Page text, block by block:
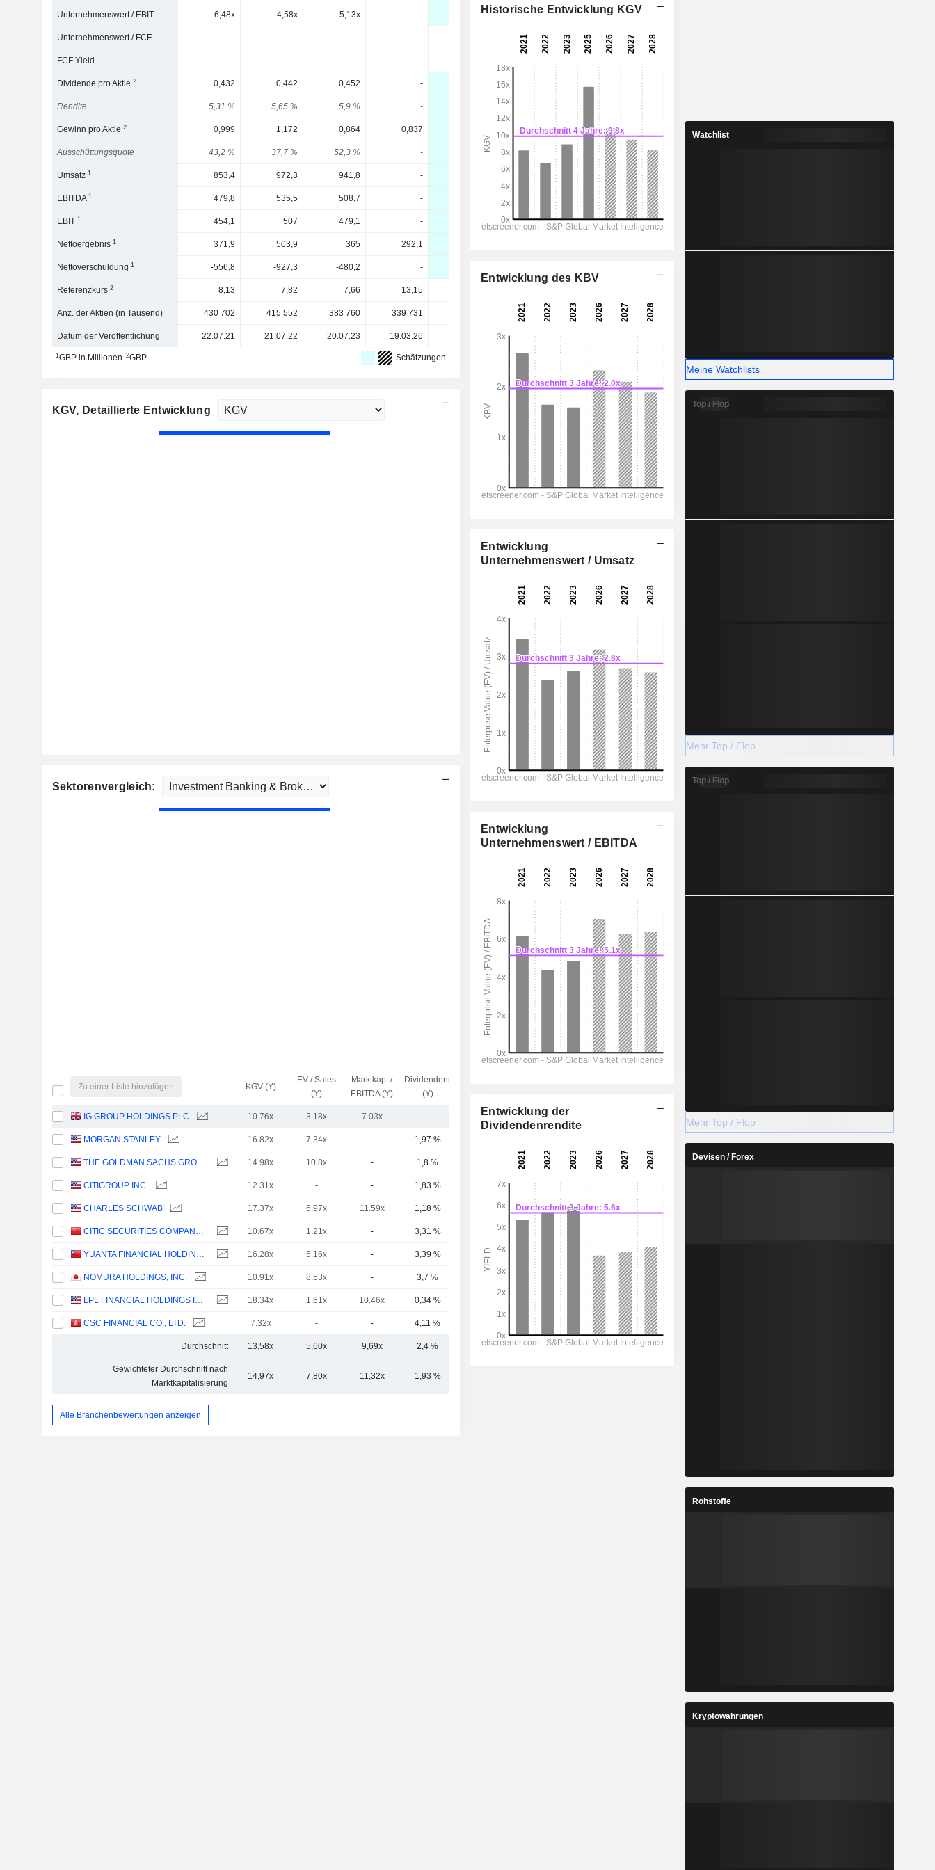
Unternehmenswert / EBIT 6,48x 4,58x 5,13x - 7,34x 6,4x 5,92x
Unternehmenswert / FCF - - - - - -
FCF Yield - - - -
Dividende pro Aktie2 0,432 0,442 0,452 - 0,5181 0,5494
Rendite 5,31 % 5,65 % 5,9 % - 3,84 % 4,07 %
Gewinn pro Aktie2 0,999 1,172 0,864 0,837 1,428 1,644
Ausschüttungsquote 43,2 % 37,7 % 52,3 % - 39,4 % 36,3 % 33,4 %
Umsatz1 853,4 972,3 941,8 - 1 443 1 447
EBITDA1 479,8 535,5 508,7 - 617,4 587,5
EBIT1 454,1 507 479,1 - 604,6 630,9
Nettoergebnis1 371,9 503,9 365 292,1
Nettoverschuldung1 -556,8 -927,3 -480,2 -
Referenzkurs2 8,13 7,82 7,66 13,15
Anz. der Aktien (in Tausend) 430 702 415 552 383 760 339 731 -
Datum der Veröffentlichung 22.07.21 21.07.22 20.07.23 19.03.26
1GBP in Millionen 2GBP Schätzungen
KGV, Detaillierte Entwicklung
Sektorenvergleich:
Zu einer Liste hinzufügen KGV (Y)
EV / Sales
(Y)
Marktkap. /
EBITDA (Y)
Dividendenrendite
(Y)
IG GROUP HOLDINGS PLC 10.76x 3.18x 7.03x - 6,01 Mrd.
MORGAN STANLEY 16.82x 7.34x - 1,97 %
THE GOLDMAN SACHS GROUP, INC. 14.98x 10.8x - 1,8 %
CITIGROUP INC. 12.31x - - 1,83 % 231 Mrd.
CHARLES SCHWAB 17.37x 6.97x 11.59x 1,18 % 188 Mrd.
CITIC SECURITIES COMPANY LIMITED 10.67x 1.21x - 3,31 % 60,04 Mrd.
YUANTA FINANCIAL HOLDING CO., LTD. 16.28x 5.16x - 3,39 % 28,62 Mrd.
NOMURA HOLDINGS, INC. 10.91x 8.53x - 3,7 %
LPL FINANCIAL HOLDINGS INC. 18.34x 1.61x 10.46x 0,34 %
CSC FINANCIAL CO., LTD. 7.32x - - 4,11 %
Durchschnitt 13,58x 5,60x 9,69x 2,4 % 126,15 Mrd.
Gewichteter Durchschnitt nach
Marktkapitalisierung
14,97x 7,80x 11,32x 1,93 %
Alle Branchenbewertungen anzeigen
Historische Entwicklung KGV
Entwicklung des KBV
Entwicklung
Unternehmenswert / Umsatz
Entwicklung
Unternehmenswert / EBITDA
Entwicklung der
Dividendenrendite
Watchlist
Meine Watchlists
Top / Flop
Mehr Top / Flop
Top / Flop
Mehr Top / Flop
Devisen / Forex
Rohstoffe
Kryptowährungen